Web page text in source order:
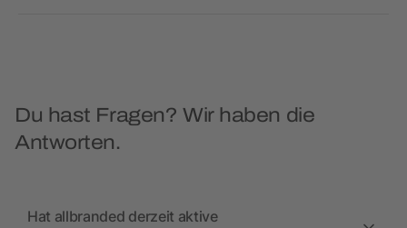
Du hast Fragen? Wir haben die
Antworten.
Hat allbranded derzeit aktive